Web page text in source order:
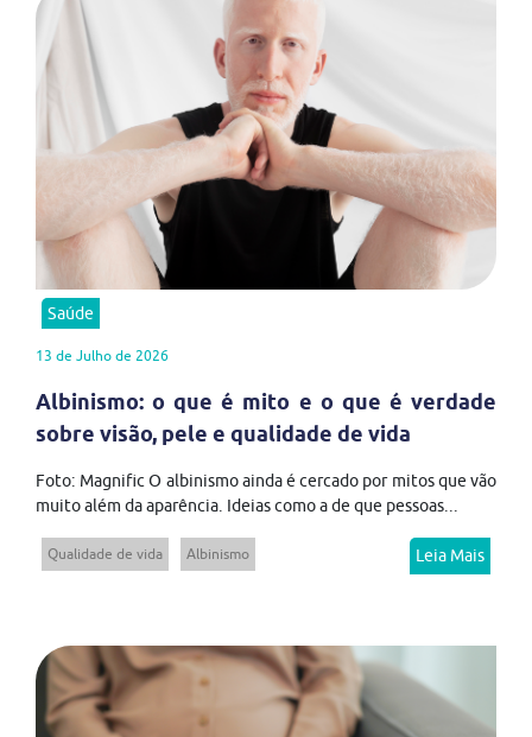
Saúde
13 de Julho de 2026
Albinismo: o que é mito e o que é verdade
sobre visão, pele e qualidade de vida
Foto: Magnific O albinismo ainda é cercado por mitos que vão
muito além da aparência. Ideias como a de que pessoas...
Qualidade de vida Albinismo Leia Mais